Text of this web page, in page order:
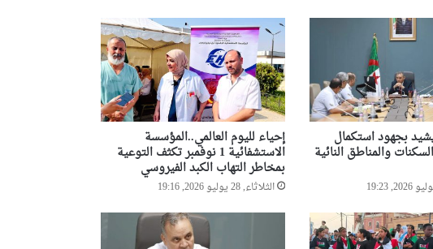
بلدية وهران تتجند غدا لحملة
تطوعية كبرى لتنظيف مختلف
المندوبيات
انطلاق الطبعة التاسعة من حملة
التنظيف الكبرى عبر مختلف
مقاطعات العاصمة
وهران تستعيد بريقها بحملة
تنظيف كبرى
ل
ة
ب
4
م
ل
ي
ا
ر
ن
ت
بجهود استكمال
والمناطق النائية
إحياء لليوم العالمي..المؤسسة
الاستشفائية 1 نوفمبر تكثف التوعية
بمخاطر التهاب الكبد الفيروسي
الثلاثاء, 28 يوليو 2026, 19:16